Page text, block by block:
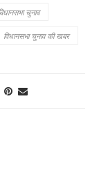
चुनाव
विधानसभा चुनाव की खबर